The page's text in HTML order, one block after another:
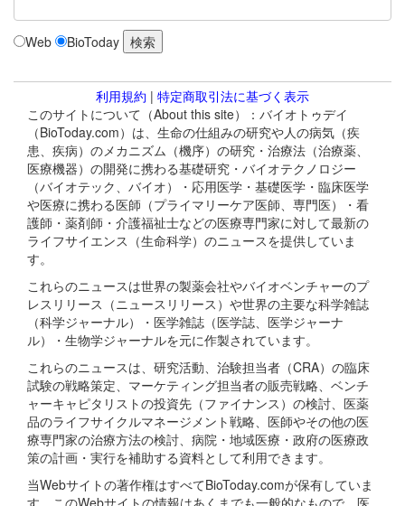
Web BioToday
利用規約 | 特定商取引法に基づく表示
このサイトについて（About this site）：バイオトゥデイ
（BioToday.com）は、生命の仕組みの研究や人の病気（疾
患、疾病）のメカニズム（機序）の研究・治療法（治療薬、
医療機器）の開発に携わる基礎研究・バイオテクノロジー
（バイオテック、バイオ）・応用医学・基礎医学・臨床医学
や医療に携わる医師（プライマリーケア医師、専門医）・看
護師・薬剤師・介護福祉士などの医療専門家に対して最新の
ライフサイエンス（生命科学）のニュースを提供していま
す。
これらのニュースは世界の製薬会社やバイオベンチャーのプ
レスリリース（ニュースリリース）や世界の主要な科学雑誌
（科学ジャーナル）・医学雑誌（医学誌、医学ジャーナ
ル）・生物学ジャーナルを元に作製されています。
これらのニュースは、研究活動、治験担当者（CRA）の臨床
試験の戦略策定、マーケティング担当者の販売戦略、ベンチ
ャーキャピタリストの投資先（ファイナンス）の検討、医薬
品のライフサイクルマネージメント戦略、医師やその他の医
療専門家の治療方法の検討、病院・地域医療・政府の医療政
策の計画・実行を補助する資料として利用できます。
当Webサイトの著作権はすべてBioToday.comが保有していま